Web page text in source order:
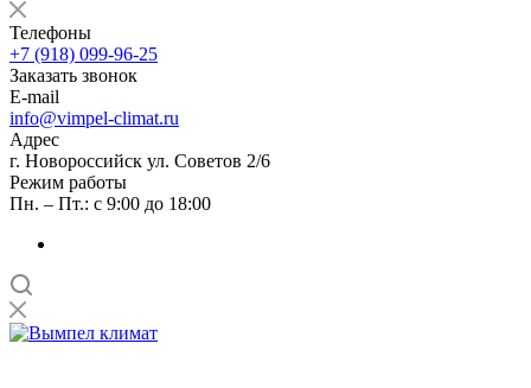
Телефоны
+7 (918) 099-96-25
Заказать звонок
E-mail
info@vimpel-climat.ru
Адрес
г. Новороссийск ул. Советов 2/6
Режим работы
Пн. – Пт.: с 9:00 до 18:00